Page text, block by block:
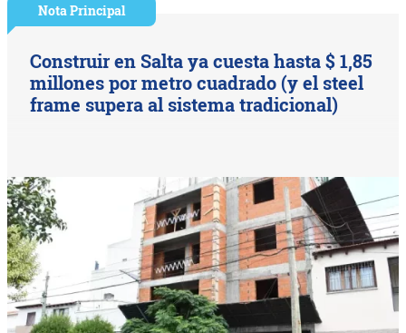
Nota Principal
Construir en Salta ya cuesta hasta $ 1,85
millones por metro cuadrado (y el steel
frame supera al sistema tradicional)